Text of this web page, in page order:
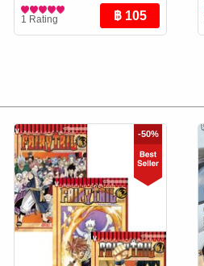
สุดยอดมาซะอย่างนั้น~
เล่ม 8
Publishing
การ์ตูนทั่วไป
1 Rating
-50%